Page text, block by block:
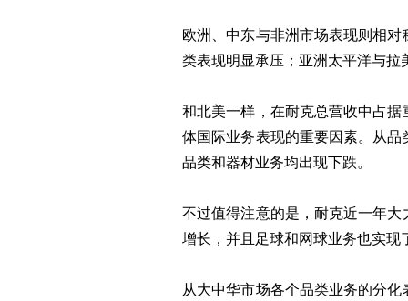
欧洲、中东与非洲市场表现则相
类表现明显承压；亚洲太平洋与
和北美一样，在耐克总营收中占
体国际业务表现的重要因素。从
品类和器材业务均出现下跌。
不过值得注意的是，耐克近一年
增长，并且足球和网球业务也实现
从大中华市场各个品类业务的分